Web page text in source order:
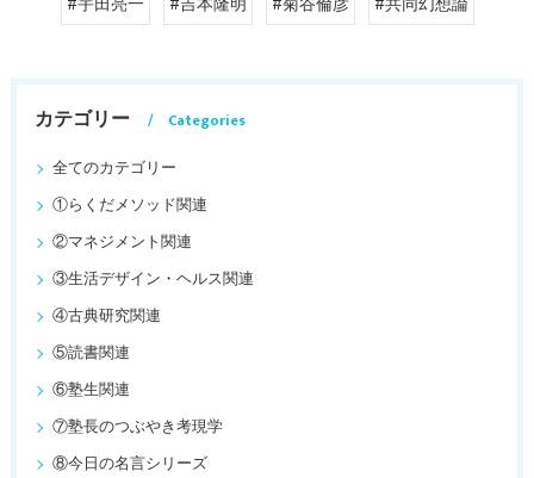
カテゴリー
Categories
全てのカテゴリー
①らくだメソッド関連
②マネジメント関連
③生活デザイン・ヘルス関連
④古典研究関連
⑤読書関連
⑥塾生関連
⑦塾長のつぶやき考現学
⑧今日の名言シリーズ